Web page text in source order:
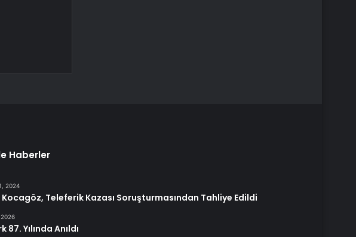
Haberler
2024
Teleferik Kazası Soruşturmasından Tahliye Edildi
Yılında Anıldı